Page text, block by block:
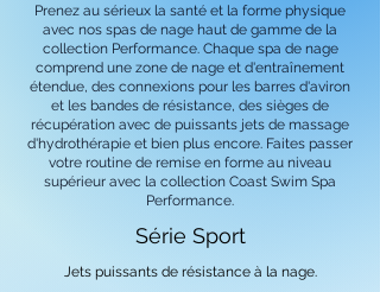
Prenez au sérieux la santé et la forme physique
avec nos spas de nage haut de gamme de la
collection Performance. Chaque spa de nage
comprend une zone de nage et d'entraînement
étendue, des connexions pour les barres d'aviron
et les bandes de résistance, des sièges de
récupération avec de puissants jets de massage
d'hydrothérapie et bien plus encore. Faites passer
votre routine de remise en forme au niveau
supérieur avec la collection Coast Swim Spa
Performance.
Série Sport
Jets puissants de résistance à la nage.